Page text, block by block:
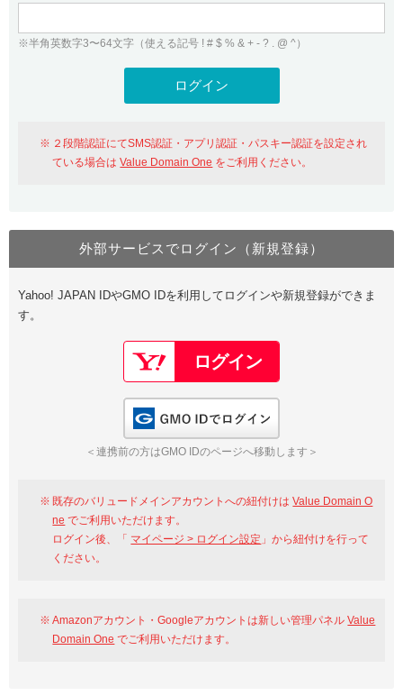
WHOIS検索
Value Domainにログイン
おすすめ One レンタルサーバーを含む最新の機能を使う方
Value Domain Oneにログイン
Google
GMO ID Amazon
※AmazonはValue Domain Oneのログイン画面へ遷移します
Value Domain Oneアカウント作成
以下でも登録可能
Google Yahoo!
GMO ID
※半角英数字3〜64文字（使える記号 ! # $ % & + - ? . @ ^）
２段階認証にてSMS認証・アプリ認証・パスキー認証を設定され
ている場合はValue Domain One をご利用ください。
外部サービスでログイン（新規登録）
Yahoo! JAPAN IDやGMO IDを利用してログインや新規登録ができま
す。
＜連携前の方はGMO IDのページへ移動します＞
既存のバリュードメインアカウントへの紐付けはValue Domain O
ne でご利用いただけます。
ログイン後、「 マイページ > ログイン設定 」から紐付けを行って
ください。
Amazonアカウント・Googleアカウントは新しい管理パネルValue
Domain One でご利用いただけます。